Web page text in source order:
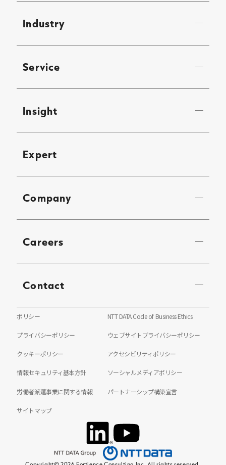
Industry
Service
Insight
Expert
Company
Careers
Contact
ポリシー NTT DATA Code of Business Ethics
プライバシーポリシー ウェブサイトプライバシーポリシー
クッキーポリシー アクセシビリティポリシー
情報セキュリティ基本方針 ソーシャルメディアポリシー
労働者派遣事業に関する情報 パートナーシップ構築宣言
サイトマップ